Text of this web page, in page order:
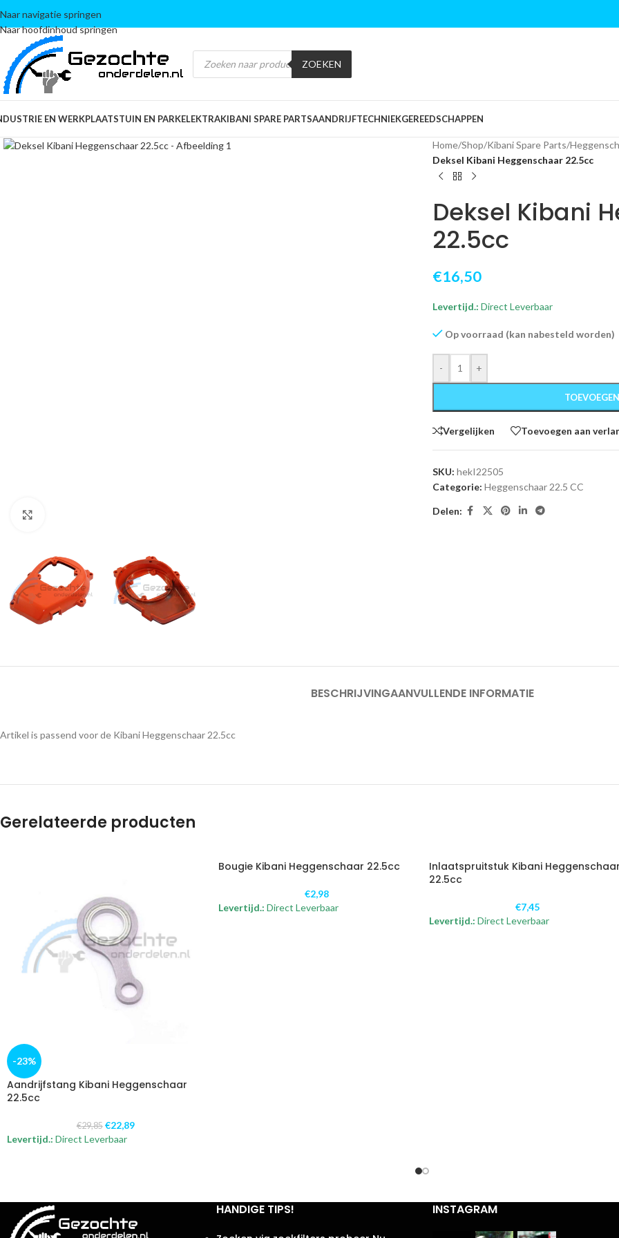
Naar navigatie springen
Naar hoofdinhoud springen
ZOEKEN
EN WERKPLAATSTUIN EN PARKELEKTRAKIBANI SPARE PARTSAANDRIJFTECHNIEKGEREEDSCHAPPEN
Home/Shop/Kibani Spare Parts/
Deksel Kibani Heggenschaar 22.5cc
Deksel Kibani
22.5cc
€16,50
Levertijd.: Direct Leverbaar
Op voorraad (kan nabesteld worden)
- +
Vergelijken Toevoegen aan
SKU: hekI22505
Categorie: Heggenschaar 22.5 CC
Delen:
BESCHRIJVINGAANVULLENDE INFORMATIE
Artikel is passend voor de Kibani Heggenschaar 22.5cc
Gerelateerde producten
-23%
Aandrijfstang Kibani Heggenschaar
22.5cc
€29,85 €22,89
Levertijd.: Direct Leverbaar
Bougie Kibani Heggenschaar 22.5cc
€2,98
Levertijd.: Direct Leverbaar
Inlaatspruitstuk Kibani Heggenschaar
22.5cc
€7,45
Levertijd.: Direct Leverbaar
HANDIGE TIPS! INSTAGRAM